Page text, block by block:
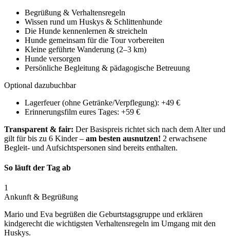
Begrüßung & Verhaltensregeln
Wissen rund um Huskys & Schlittenhunde
Die Hunde kennenlernen & streicheln
Hunde gemeinsam für die Tour vorbereiten
Kleine geführte Wanderung (2–3 km)
Hunde versorgen
Persönliche Begleitung & pädagogische Betreuung
Optional dazubuchbar
Lagerfeuer (ohne Getränke/Verpflegung): +49 €
Erinnerungsfilm eures Tages: +59 €
Transparent & fair: Der Basispreis richtet sich nach dem Alter und
gilt für bis zu 6 Kinder – am besten ausnutzen! 2 erwachsene
Begleit- und Aufsichtspersonen sind bereits enthalten.
So läuft der Tag ab
1
Ankunft & Begrüßung
Mario und Eva begrüßen die Geburtstagsgruppe und erklären
kindgerecht die wichtigsten Verhaltensregeln im Umgang mit den
Huskys.